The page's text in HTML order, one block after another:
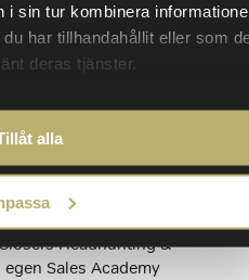
i sin tur kombinera
har tillhandahållit eller som
deras tjänster.
alla
i nykundstillväxt
Academy
15 procents ökad
kortare tid från
för säljare – är några
Headhunting &
Sales Academy